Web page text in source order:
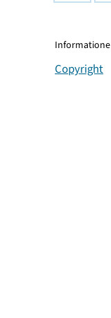
Copyright